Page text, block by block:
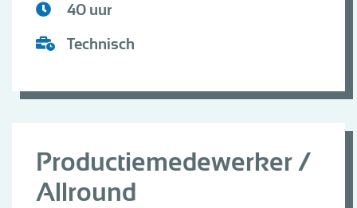
40 uur
Technisch
Productiemedewerker /
Allround